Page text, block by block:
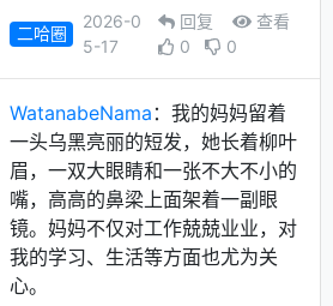
二哈圈
2026-0
5-17
回复
查看
0
0
WatanabeNama ：我的妈妈留着
一头乌黑亮丽的短发，她长着柳叶
眉，一双大眼睛和一张不大不小的
嘴，高高的鼻梁上面架着一副眼
镜。妈妈不仅对工作兢兢业业，对
我的学习、生活等方面也尤为关
心。